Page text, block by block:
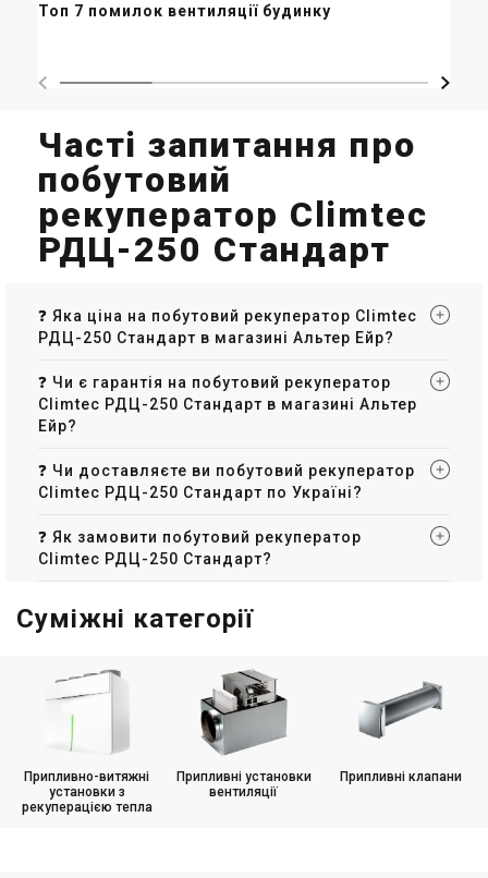
Топ 7 помилок вентиляції будинку
Часті запитання про
побутовий
рекуператор Climtec
РДЦ-250 Стандарт
❓ Яка ціна на побутовий рекуператор Climtec
РДЦ-250 Стандарт в магазині Альтер Ейр?
❓ Чи є гарантія на побутовий рекуператор
Climtec РДЦ-250 Стандарт в магазині Альтер
Ейр?
❓ Чи доставляєте ви побутовий рекуператор
Climtec РДЦ-250 Стандарт по Україні?
❓ Як замовити побутовий рекуператор
Climtec РДЦ-250 Стандарт?
Суміжні категорії
Припливно-витяжні
установки з
рекуперацією тепла
Припливні установки
вентиляції
Припливні клапани